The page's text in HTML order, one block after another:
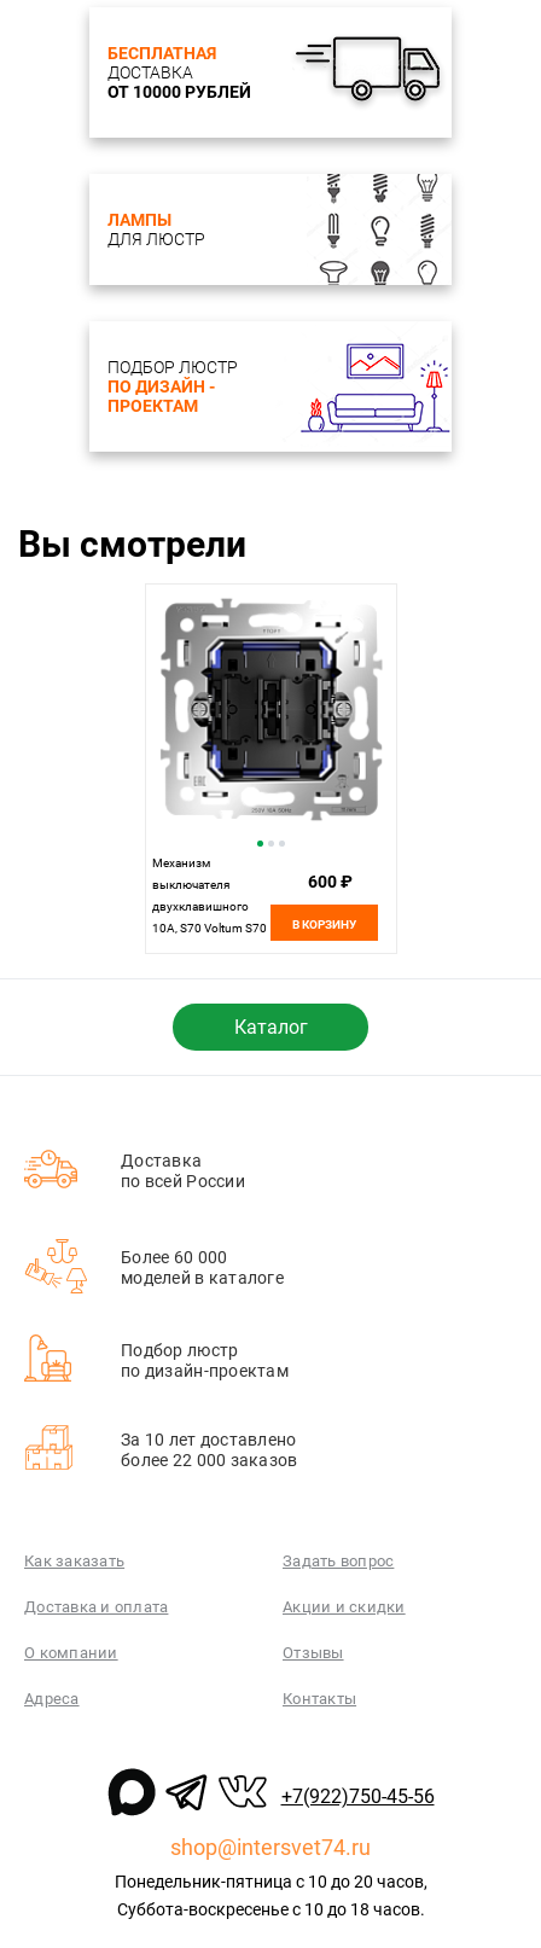
БЕСПЛАТНАЯ
ДОСТАВКА
ОТ 10000 РУБЛЕЙ
ЛАМПЫ
ДЛЯ ЛЮСТР
ПОДБОР ЛЮСТР
ПО ДИЗАЙН -
ПРОЕКТАМ
Вы смотрели
Механизм
выключателя
двухклавишного
10А, S70 Voltum S70
600 ₽
В КОРЗИНУ
Каталог
Доставка
по всей России
Более 60 000
моделей в каталоге
Подбор люстр
по дизайн-проектам
За 10 лет доставлено
более 22 000 заказов
Как заказать Задать вопрос
Доставка и оплата Акции и скидки
О компании Отзывы
Адреса Контакты
+7(922)750-45-56
shop@intersvet74.ru
Понедельник-пятница с 10 до 20 часов,
Суббота-воскресенье с 10 до 18 часов.